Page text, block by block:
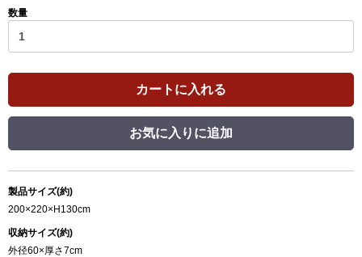
数量
カートに入れる
お気に入りに追加
製品サイズ(約)
200×220×H130cm
収納サイズ(約)
外径60×厚さ7cm